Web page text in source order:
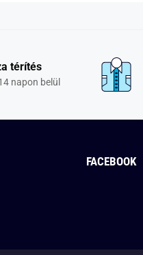
térítés
napon belül
FACEBOOK